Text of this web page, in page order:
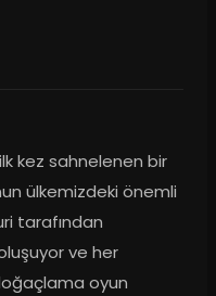
kez sahnelenen bir
ülkemizdeki önemli
tarafından
ve her
oyun